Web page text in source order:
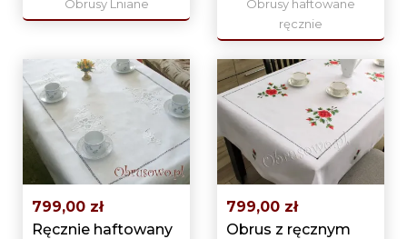
Obrusy Lniane
Obrusy haftowane
ręcznie
799,00 zł
Ręcznie haftowany
799,00 zł
Obrus z ręcznym